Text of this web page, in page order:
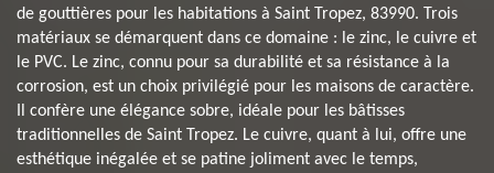
de gouttières pour les habitations à Saint Tropez, 83990. Trois
matériaux se démarquent dans ce domaine : le zinc, le cuivre et
le PVC. Le zinc, connu pour sa durabilité et sa résistance à la
corrosion, est un choix privilégié pour les maisons de caractère.
Il confère une élégance sobre, idéale pour les bâtisses
traditionnelles de Saint Tropez. Le cuivre, quant à lui, offre une
esthétique inégalée et se patine joliment avec le temps,